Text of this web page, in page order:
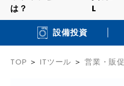
は？
L
設備投資
TOP ITツール 営業・販促